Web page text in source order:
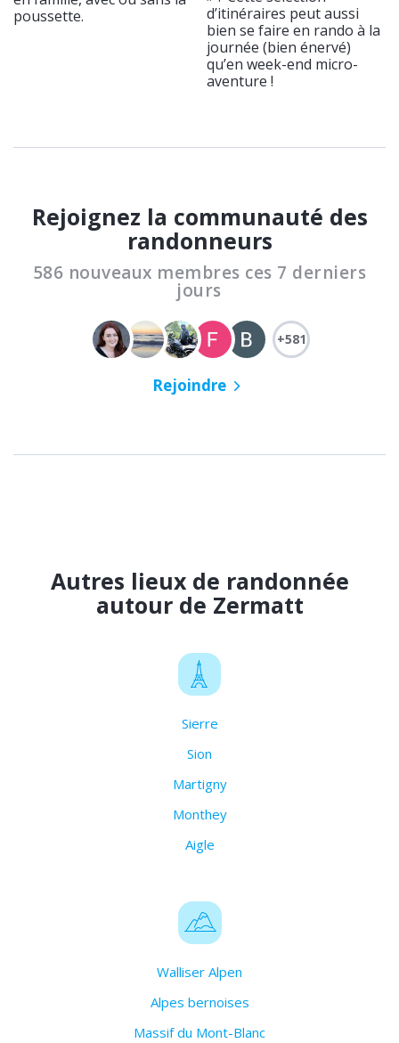
poussette.
d’itinéraires peut aussi
bien se faire en rando à la
journée (bien énervé)
qu’en week-end micro-
aventure !
Rejoignez la communauté des
randonneurs
586 nouveaux membres ces 7 derniers
jours
+581
Rejoindre
Autres lieux de randonnée
autour de Zermatt
Sierre
Sion
Martigny
Monthey
Aigle
Walliser Alpen
Alpes bernoises
Massif du Mont-Blanc